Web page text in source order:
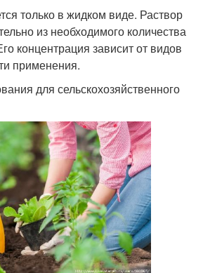
только в жидком виде. Раствор
из необходимого количества
концентрация зависит от видов
применения.
для сельскохозяйственного